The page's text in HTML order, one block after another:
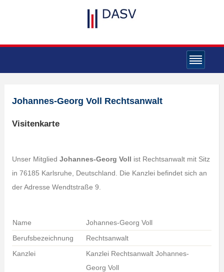
Johannes-Georg Voll Rechtsanwalt
Visitenkarte
Unser Mitglied Johannes-Georg Voll ist Rechtsanwalt mit Sitz
in 76185 Karlsruhe, Deutschland. Die Kanzlei befindet sich an
der Adresse Wendtstraße 9.
Name
Johannes-Georg Voll
Berufsbezeichnung
Rechtsanwalt
Kanzlei
Kanzlei Rechtsanwalt Johannes-
Georg Voll